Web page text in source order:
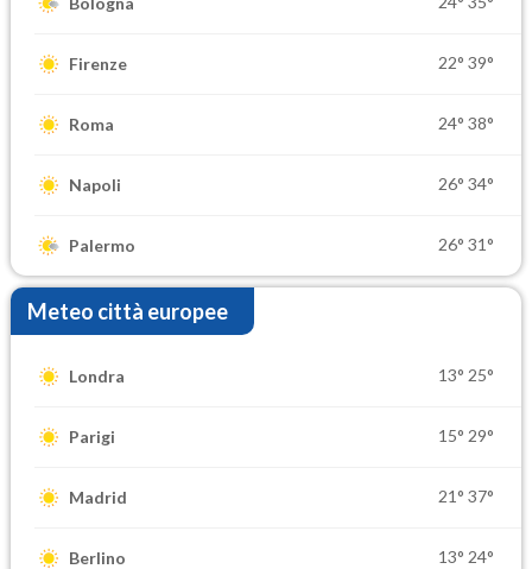
Firenze 22° 39°
Roma 24° 38°
Napoli 26° 34°
Palermo 26° 31°
Meteo città europee
Londra 13° 25°
Parigi 15° 29°
Madrid 21° 37°
Berlino 13° 24°